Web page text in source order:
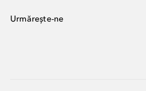
Urmărește-ne